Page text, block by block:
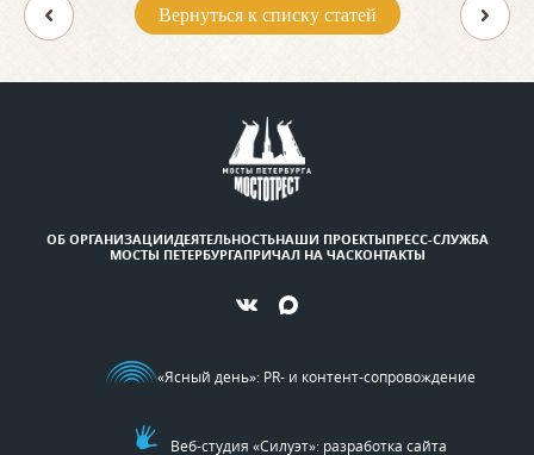
Вернуться к списку статей
ОБ ОРГАНИЗАЦИИДЕЯТЕЛЬНОСТЬНАШИ ПРОЕКТЫПРЕСС-СЛУЖБА
МОСТЫ ПЕТЕРБУРГАПРИЧАЛ НА ЧАСКОНТАКТЫ
«Ясный день»: PR- и контент-сопровождение
Веб-студия «Силуэт»: разработка сайта